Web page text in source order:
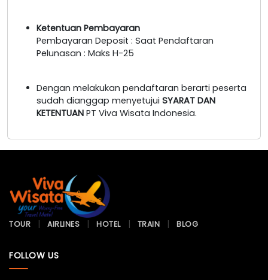
Ketentuan Pembayaran
Pembayaran Deposit : Saat Pendaftaran
Pelunasan : Maks H-25
Dengan melakukan pendaftaran berarti peserta
sudah dianggap menyetujui SYARAT DAN
KETENTUAN PT Viva Wisata Indonesia.
TOUR AIRLINES HOTEL TRAIN BLOG
FOLLOW US